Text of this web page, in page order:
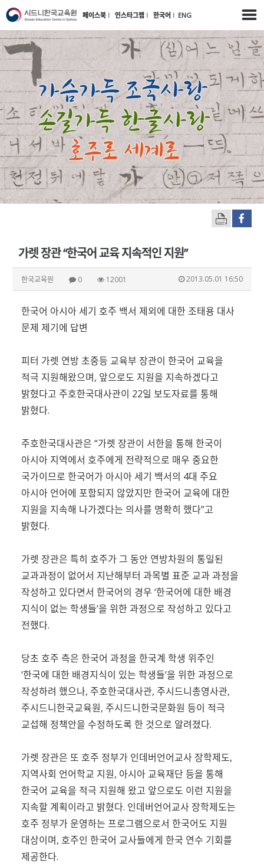
페이스북 l 인스타그램 l 한국어 l ENG
가렛 장관 “한국어 교육 지속적인 지원”
한국교육원 0 12001 2013.05.01 16:50
한국어 아시아 세기 호주 백서 제외에 대한 조태용 대사
문제 제기에 답변
피터 가렛 연방 초중등 교육부 장관이 한국어 교육을
적극 지원해왔으며, 앞으로도 지원을 지속하겠다고
밝혔다고 주호한국대사관이 22일 보도자료를 통해
밝혔다.
주호한국대사관은 “가렛 장관이 서한을 통해 한국이
아시아 지역에서 호주에게 전략적으로 매우 중요한
국가이므로 한국어가 아시아 세기 백서의 4대 주요
아시아 언어에 포함되지 않았지만 한국어 교육에 대한
지원을 지속해 나가겠다는 의사를 명확히 했다”고
밝혔다.
가렛 장관은 특히 호주가 그 동안 연방차원의 통일된
교과과정이 없어서 지난해부터 과목별 표준 교과 과정을
작성하고 있다면서 한국어의 경우 ‘한국어에 대한 배경
지식이 없는 학생들’을 위한 과정으로 작성하고 있다고
전했다.
당초 호주 측은 한국어 과정을 한국계 학생 위주인
‘한국에 대한 배경지식이 있는 학생들’을 위한 과정으로
작성하려 했으나, 주호한국대사관, 주시드니총영사관,
주시드니한국교육원, 주시드니한국문화원 등이 적극
교섭해 정책안을 수정하도록 한 것으로 알려졌다.
가렛 장관은 또 호주 정부가 인데버언어교사 장학제도,
지역사회 언어학교 지원, 아시아 교육재단 등을 통해
한국어 교육을 적극 지원해 왔고 앞으로도 이런 지원을
지속할 계획이라고 밝혔다. 인데버언어교사 장학제도는
호주 정부가 운영하는 프로그램으로서 한국어도 지원
대상이며, 호주인 한국어 교사들에게 한국 연수 기회를
제공한다.